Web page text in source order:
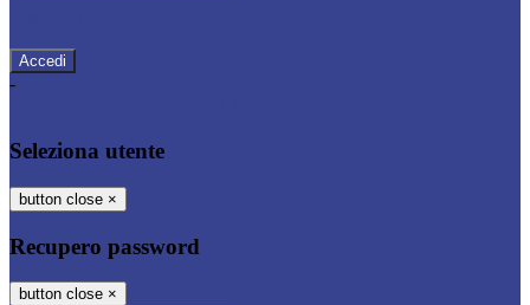
-
Seleziona utente
button close ×
Recupero password
button close ×